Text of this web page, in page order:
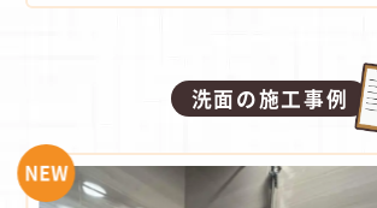
洗面の施工事例
NEW